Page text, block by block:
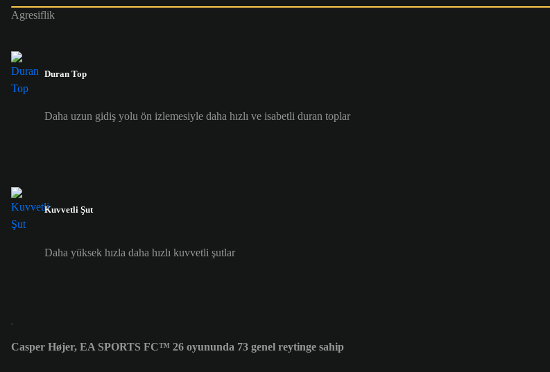
Agresiflik
Duran Top
Daha uzun gidiş yolu ön izlemesiyle daha hızlı ve isabetli duran toplar
Kuvvetli Şut
Daha yüksek hızla daha hızlı kuvvetli şutlar
Casper Højer, EA SPORTS FC™ 26 oyununda 73 genel reytinge sahip